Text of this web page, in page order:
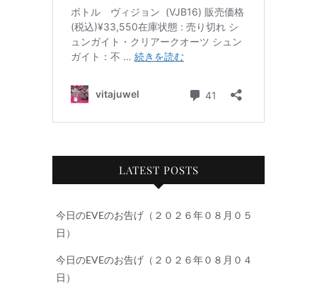
LATEST POSTS
今日のEVEのお告げ（２０２６年０８月０５
日）
今日のEVEのお告げ（２０２６年０８月０４
日）